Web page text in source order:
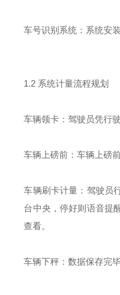
车号识别系统：系统安
1.2 系统计量流程规划
车辆领卡：驾驶员凭行
车辆上磅前：车辆上磅
车辆刷卡计量：驾驶员
台中央，停好则语音提
查看。
车辆下秤：数据保存完